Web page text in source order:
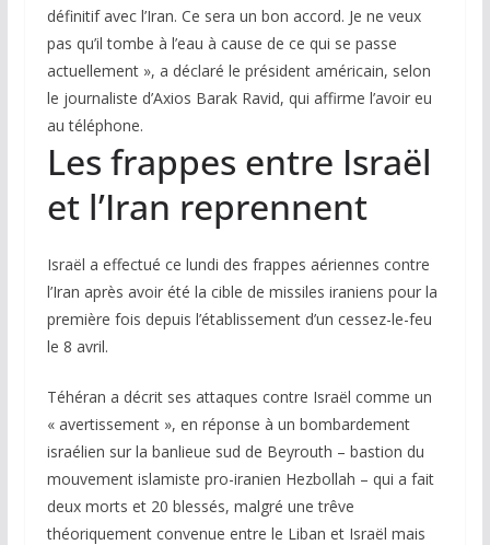
définitif avec l’Iran. Ce sera un bon accord. Je ne veux
pas qu’il tombe à l’eau à cause de ce qui se passe
actuellement », a déclaré le président américain, selon
le journaliste d’Axios Barak Ravid, qui affirme l’avoir eu
au téléphone.
Les frappes entre Israël
et l’Iran reprennent
Israël a effectué ce lundi des frappes aériennes contre
l’Iran après avoir été la cible de missiles iraniens pour la
première fois depuis l’établissement d’un cessez-le-feu
le 8 avril.
Téhéran a décrit ses attaques contre Israël comme un
« avertissement », en réponse à un bombardement
israélien sur la banlieue sud de Beyrouth – bastion du
mouvement islamiste pro-iranien Hezbollah – qui a fait
deux morts et 20 blessés, malgré une trêve
théoriquement convenue entre le Liban et Israël mais